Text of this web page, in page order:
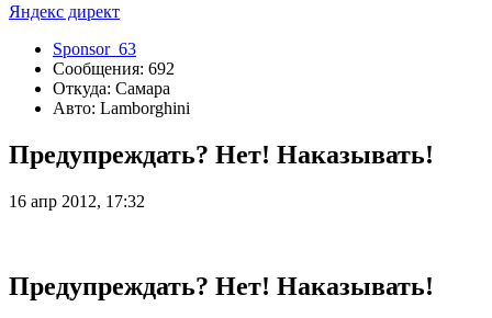
Яндекс директ
Sponsor_63
Сообщения: 692
Откуда: Самара
Авто: Lamborghini
Предупреждать? Нет! Наказывать!
16 апр 2012, 17:32
Предупреждать? Нет! Наказывать!